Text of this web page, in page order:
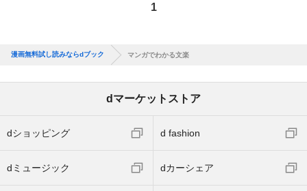
1
漫画無料試し読みならdブック マンガでわかる文楽
dマーケットストア
dショッピング d fashion
dミュージック dカーシェア